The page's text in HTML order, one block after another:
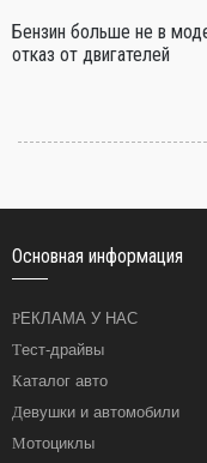
Бензин больше не в
отказ от двигателей
Основная информация
РЕКЛАМА У НАС
Тест-драйвы
Каталог авто
Девушки и автомобили
Мотоциклы